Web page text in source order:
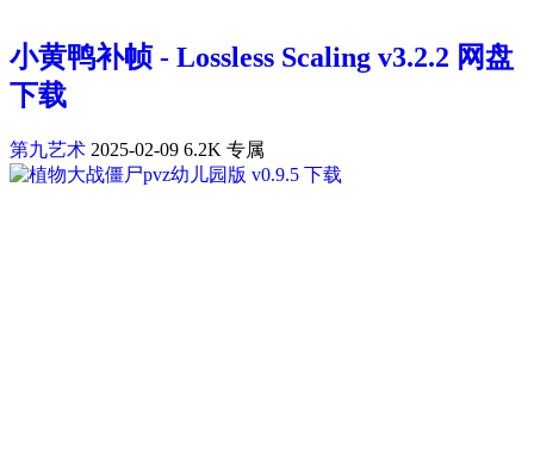
小黄鸭补帧 - Lossless Scaling v3.2.2 网盘
下载
第九艺术 2025-02-09 6.2K 专属